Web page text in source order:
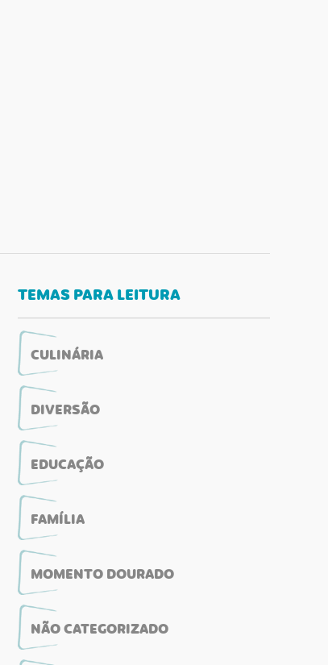
TEMAS PARA LEITURA
CULINÁRIA
DIVERSÃO
EDUCAÇÃO
FAMÍLIA
MOMENTO DOURADO
NÃO CATEGORIZADO